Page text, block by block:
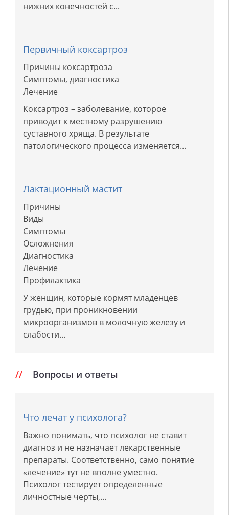
нижних конечностей с...
Первичный коксартроз
Причины коксартроза
Симптомы, диагностика
Лечение
Коксартроз – заболевание, которое
приводит к местному разрушению
суставного хряща. В результате
патологического процесса изменяется...
Лактационный мастит
Причины
Виды
Симптомы
Осложнения
Диагностика
Лечение
Профилактика
У женщин, которые кормят младенцев
грудью, при проникновении
микроорганизмов в молочную железу и
слабости...
Вопросы и ответы
Что лечат у психолога?
Важно понимать, что психолог не ставит
диагноз и не назначает лекарственные
препараты. Соответственно, само понятие
«лечение» тут не вполне уместно.
Психолог тестирует определенные
личностные черты,...